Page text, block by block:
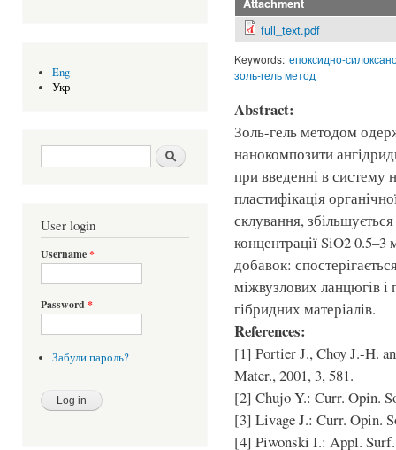
Eng
Укр
Search form Шукати
User login
Username*
Password *
Забули пароль?
full_text.pdf
Keywords: епоксидно-
золь-гель метод
Abstract:
Золь-гель методом
нанокомпозити
при введенні в систему
пластифікація
склування,
концентрації SiO2
добавок:
міжвузлових ланцюгів і
гібридних матеріалів.
References:
[1] Portier J., Choy J.-H.
Mater., 2001, 3, 581.
[2] Chujo Y.: Curr. Opin.
[3] Livage J.: Curr. Opin.
[4] Piwonski I.: Appl. Surf.